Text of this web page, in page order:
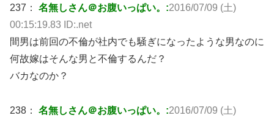
237： 名無しさん＠お腹いっぱい。:2016/07/09 (土)
00:15:19.83 ID:.net
間男は前回の不倫が社内でも騒ぎになったような男なのに
何故嫁はそんな男と不倫するんだ？
バカなのか？
238： 名無しさん＠お腹いっぱい。:2016/07/09 (土)